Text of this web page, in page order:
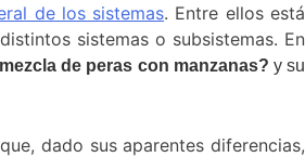
de los sistemas. Entre ellos está
sistemas o subsistemas. En
de peras con manzanas? y su
dado sus aparentes diferencias,